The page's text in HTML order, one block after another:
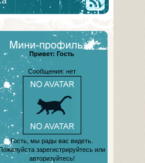
Привет: Гость
Сообщения: нет
Гость, мы рады вас видеть.
зарегистрируйтесь или
авторизуйтесь!